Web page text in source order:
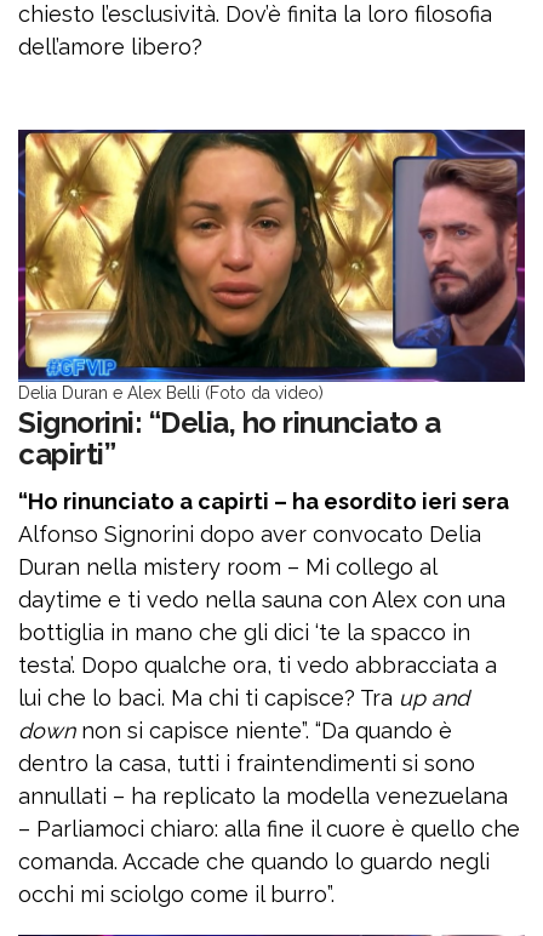
chiesto l’esclusività. Dov’è finita la loro filosofia
dell’amore libero?
Delia Duran e Alex Belli (Foto da video)
Signorini: “Delia, ho rinunciato a
capirti”
“Ho rinunciato a capirti – ha esordito ieri sera
Alfonso Signorini dopo aver convocato Delia
Duran nella mistery room – Mi collego al
daytime e ti vedo nella sauna con Alex con una
bottiglia in mano che gli dici ‘te la spacco in
testa’. Dopo qualche ora, ti vedo abbracciata a
lui che lo baci. Ma chi ti capisce? Tra up and
downnon si capisce niente”. “Da quando è
dentro la casa, tutti i fraintendimenti si sono
annullati – ha replicato la modella venezuelana
– Parliamoci chiaro: alla fine il cuore è quello che
comanda. Accade che quando lo guardo negli
occhi mi sciolgo come il burro”.